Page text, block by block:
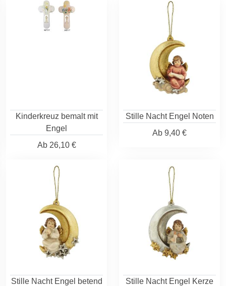
Kinderkreuz bemalt mit
Engel
Ab26,10 €
Stille Nacht Engel Noten
Ab 9,40 €
Stille Nacht Engel betend
Stille Nacht Engel Kerze